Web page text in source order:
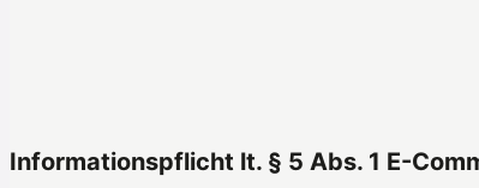
Informationspflicht lt. § 5 Abs. 1 E-